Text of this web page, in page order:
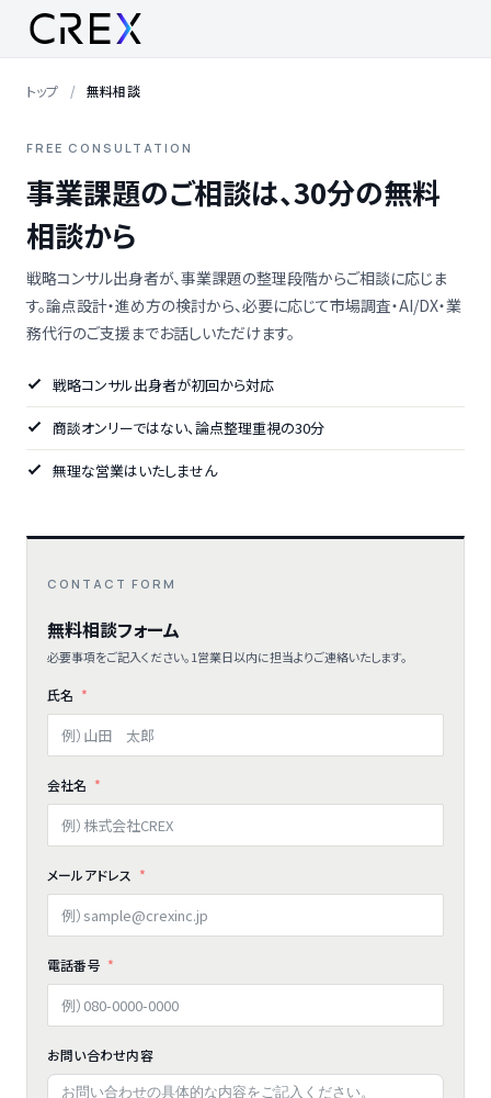
トップ 無料相談
FREE CONSULTATION
事業課題のご相談は、30分の無料
相談から
戦略コンサル出身者が、事業課題の整理段階からご相談に応じま
す。論点設計・進め方の検討から、必要に応じて市場調査・AI/DX・業
務代行のご支援までお話しいただけます。
戦略コンサル出身者が初回から対応
商談オンリーではない、論点整理重視の30分
無理な営業はいたしません
CONTACT FORM
無料相談フォーム
必要事項をご記入ください。1営業日以内に担当よりご連絡いたします。
氏名
会社名
メールアドレス
電話番号
お問い合わせ内容